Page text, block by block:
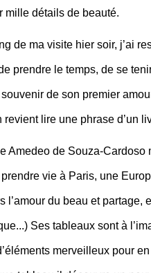
mille détails de beauté.
de ma visite hier soir, j’ai
prendre le temps, de se
de son premier
revient lire une phrase d’un
Amedeo de Souza-Cardoso
vie à Paris, une
l’amour du beau et partage,
Ses tableaux sont à
merveilleux pour